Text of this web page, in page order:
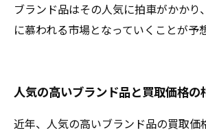
ブランド品はその人気に拍車がかかり
に慕われる市場となっていくことが予
人気の高いブランド品と買取価格の
近年、人気の高いブランド品の買取価